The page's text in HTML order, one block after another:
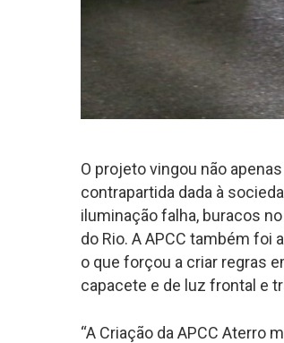
O projeto vingou não
contrapartida dada à
iluminação falha, buracos
do Rio. A APCC também foi
o que forçou a criar regras
capacete e de luz frontal e
“A Criação da APCC Aterro